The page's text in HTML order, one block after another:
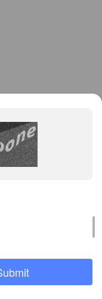
для
канализации